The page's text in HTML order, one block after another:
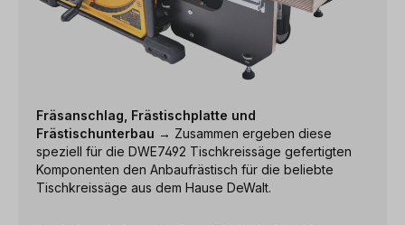
Fräsanschlag, Frästischplatte und
Frästischunterbau → Zusammen ergeben diese
speziell für die DWE7492 Tischkreissäge gefertigten
Komponenten den Anbaufrästisch für die beliebte
Tischkreissäge aus dem Hause DeWalt.